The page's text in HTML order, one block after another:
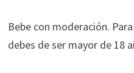
Bebe con moderación.
debes de ser mayor de 18